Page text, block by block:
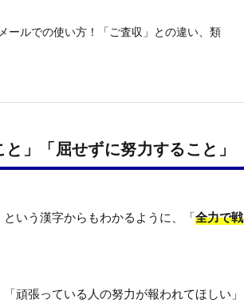
ールでの使い方！「ご査収」との違い、類
」「屈せずに努力すること」
いう漢字からもわかるように、「全力で戦
頑張っている人の努力が報われてほしい」